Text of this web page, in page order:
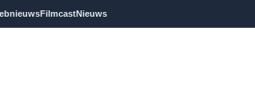
FilmcastNieuws